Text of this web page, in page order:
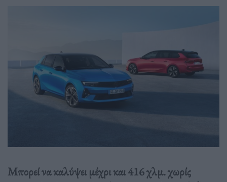
Μπορεί να καλύψει μέχρι και 416 χλμ. χωρίς